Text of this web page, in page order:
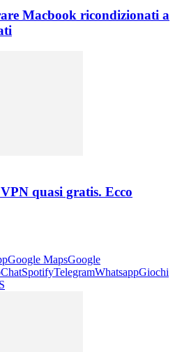
Macbook ricondizionati a
quasi gratis. Ecco
Google MapsGoogle
SpotifyTelegramWhatsappGiochi